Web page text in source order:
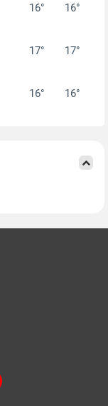
16° 16°
17° 17°
16° 16°